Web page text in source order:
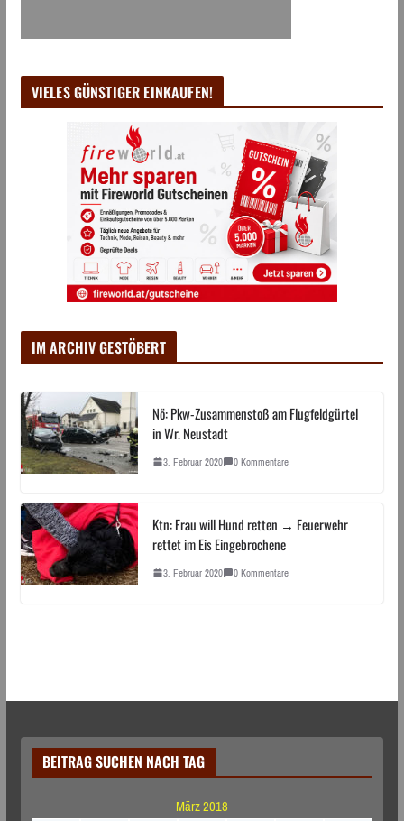
VIELES GÜNSTIGER EINKAUFEN!
IM ARCHIV GESTÖBERT
Nö: Pkw-Zusammenstoß am Flugfeldgürtel
in Wr. Neustadt
3. Februar 2020 0 Kommentare
Ktn: Frau will Hund retten → Feuerwehr
rettet im Eis Eingebrochene
3. Februar 2020 0 Kommentare
BEITRAG SUCHEN NACH TAG
März 2018